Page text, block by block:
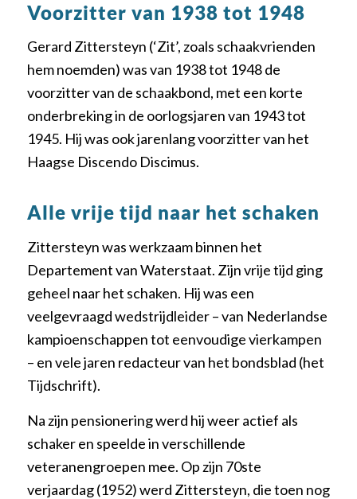
Voorzitter van 1938 tot 1948
Gerard Zittersteyn (‘Zit’, zoals schaakvrienden
hem noemden) was van 1938 tot 1948 de
voorzitter van de schaakbond, met een korte
onderbreking in de oorlogsjaren van 1943 tot
1945. Hij was ook jarenlang voorzitter van het
Haagse Discendo Discimus.
Alle vrije tijd naar het schaken
Zittersteyn was werkzaam binnen het
Departement van Waterstaat. Zijn vrije tijd ging
geheel naar het schaken. Hij was een
veelgevraagd wedstrijdleider – van Nederlandse
kampioenschappen tot eenvoudige vierkampen
– en vele jaren redacteur van het bondsblad (het
Tijdschrift).
Na zijn pensionering werd hij weer actief als
schaker en speelde in verschillende
veteranengroepen mee. Op zijn 70ste
verjaardag (1952) werd Zittersteyn, die toen nog